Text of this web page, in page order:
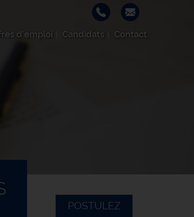
d'emploi Candidats Contact
POSTULEZ